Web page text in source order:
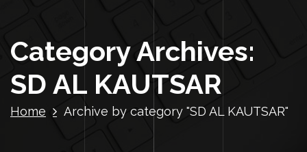
Category Archives:
SD AL KAUTSAR
Home Archive by category "SD AL KAUTSAR"